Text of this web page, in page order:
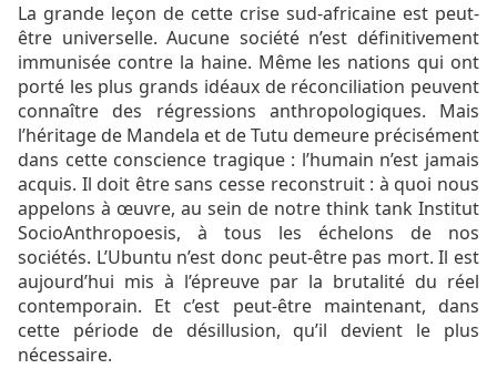
La grande leçon de cette crise sud-africaine est peut-
être universelle. Aucune société n’est définitivement
immunisée contre la haine. Même les nations qui ont
porté les plus grands idéaux de réconciliation peuvent
connaître des régressions anthropologiques. Mais
l’héritage de Mandela et de Tutu demeure précisément
dans cette conscience tragique : l’humain n’est jamais
acquis. Il doit être sans cesse reconstruit : à quoi nous
appelons à œuvre, au sein de notre think tank Institut
SocioAnthropoesis, à tous les échelons de nos
sociétés. L’Ubuntu n’est donc peut-être pas mort. Il est
aujourd’hui mis à l’épreuve par la brutalité du réel
contemporain. Et c’est peut-être maintenant, dans
cette période de désillusion, qu’il devient le plus
nécessaire.